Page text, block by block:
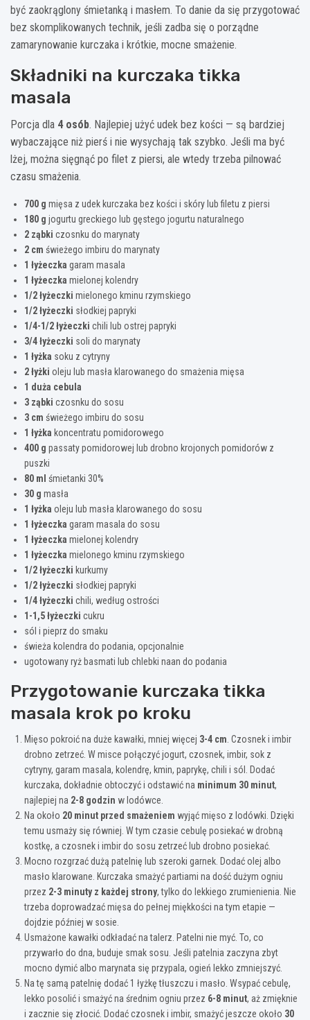
być zaokrąglony śmietanką i masłem. To danie da się przygotować
bez skomplikowanych technik, jeśli zadba się o porządne
zamarynowanie kurczaka i krótkie, mocne smażenie.
Składniki na kurczaka tikka
masala
Porcja dla 4 osób. Najlepiej użyć udek bez kości — są bardziej
wybaczające niż pierś i nie wysychają tak szybko. Jeśli ma być
lżej, można sięgnąć po filet z piersi, ale wtedy trzeba pilnować
czasu smażenia.
700 g mięsa z udek kurczaka bez kości i skóry lub filetu z piersi
180 g jogurtu greckiego lub gęstego jogurtu naturalnego
2 ząbki czosnku do marynaty
2 cm świeżego imbiru do marynaty
1 łyżeczka garam masala
1 łyżeczka mielonej kolendry
1/2 łyżeczki mielonego kminu rzymskiego
1/2 łyżeczki słodkiej papryki
1/4-1/2 łyżeczki chili lub ostrej papryki
3/4 łyżeczki soli do marynaty
1 łyżka soku z cytryny
2 łyżki oleju lub masła klarowanego do smażenia mięsa
1 duża cebula
3 ząbki czosnku do sosu
3 cm świeżego imbiru do sosu
1 łyżka koncentratu pomidorowego
400 g passaty pomidorowej lub drobno krojonych pomidorów z
puszki
80 ml śmietanki 30%
30 g masła
1 łyżka oleju lub masła klarowanego do sosu
1 łyżeczka garam masala do sosu
1 łyżeczka mielonej kolendry
1 łyżeczka mielonego kminu rzymskiego
1/2 łyżeczki kurkumy
1/2 łyżeczki słodkiej papryki
1/4 łyżeczki chili, według ostrości
1-1,5 łyżeczki cukru
sól i pieprz do smaku
świeża kolendra do podania, opcjonalnie
ugotowany ryż basmati lub chlebki naan do podania
Przygotowanie kurczaka tikka
masala krok po kroku
Mięso pokroić na duże kawałki, mniej więcej 3-4 cm . Czosnek i imbir
drobno zetrzeć. W misce połączyć jogurt, czosnek, imbir, sok z
cytryny, garam masala, kolendrę, kmin, paprykę, chili i sól. Dodać
kurczaka, dokładnie obtoczyć i odstawić na minimum 30 minut,
najlepiej na 2-8 godzin w lodówce.
Na około 20 minut przed smażeniem wyjąć mięso z lodówki. Dzięki
temu usmaży się równiej. W tym czasie cebulę posiekać w drobną
kostkę, a czosnek i imbir do sosu zetrzeć lub drobno posiekać.
Mocno rozgrzać dużą patelnię lub szeroki garnek. Dodać olej albo
masło klarowane. Kurczaka smażyć partiami na dość dużym ogniu
przez 2-3 minuty z każdej strony, tylko do lekkiego zrumienienia. Nie
trzeba doprowadzać mięsa do pełnej miękkości na tym etapie —
dojdzie później w sosie.
Usmażone kawałki odkładać na talerz. Patelni nie myć. To, co
przywarło do dna, buduje smak sosu. Jeśli patelnia zaczyna zbyt
mocno dymić albo marynata się przypala, ogień lekko zmniejszyć.
Na tę samą patelnię dodać 1 łyżkę tłuszczu i masło. Wsypać cebulę,
lekko posolić i smażyć na średnim ogniu przez 6-8 minut, aż zmięknie
i zacznie się złocić. Dodać czosnek i imbir, smażyć jeszcze około 30